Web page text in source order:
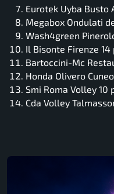
Eurotek Uyba Busto
Megabox Ondulati
Wash4green
Il Bisonte Firenze 14
Bartoccini-Mc
Honda Olivero
Smi Roma Volley 10
Cda Volley